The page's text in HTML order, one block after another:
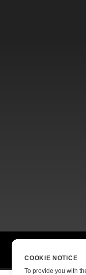
COOKIE NOTICE
To provide you with